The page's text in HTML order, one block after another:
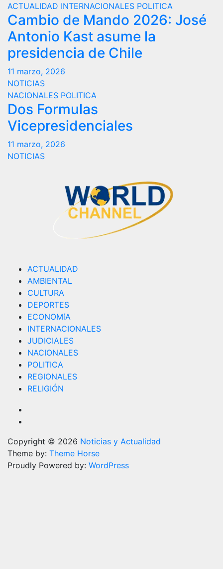
ACTUALIDAD INTERNACIONALES POLITICA
Cambio de Mando 2026: José
Antonio Kast asume la
presidencia de Chile
11 marzo, 2026
NOTICIAS
NACIONALES POLITICA
Dos Formulas
Vicepresidenciales
11 marzo, 2026
NOTICIAS
ACTUALIDAD
AMBIENTAL
CULTURA
DEPORTES
ECONOMíA
INTERNACIONALES
JUDICIALES
NACIONALES
POLITICA
REGIONALES
RELIGIÓN
Copyright © 2026 Noticias y Actualidad
Theme by: Theme Horse
Proudly Powered by: WordPress